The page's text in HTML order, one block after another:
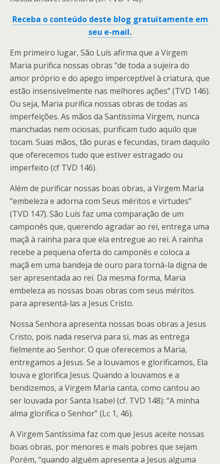
Receba o conteúdo deste blog gratuitamente em
seu e-mail.
Em primeiro lugar, São Luís afirma que a Virgem
Maria purifica nossas obras “de toda a sujeira do
amor próprio e do apego imperceptível à criatura, que
estão insensivelmente nas melhores ações” (TVD 146).
Ou seja, Maria purifica nossas obras de todas as
imperfeições. As mãos da Santíssima Virgem, nunca
manchadas nem ociosas, purificam tudo aquilo que
tocam. Suas mãos, tão puras e fecundas, tiram daquilo
que oferecemos tudo que estiver estragado ou
imperfeito (cf TVD 146).
Além de purificar nossas boas obras, a Virgem Maria
“embeleza e adorna com Seus méritos e virtudes”
(TVD 147). São Luís faz uma comparação de um
camponês que, querendo agradar ao rei, entrega uma
maçã à rainha para que ela entregue ao rei. A rainha
recebe a pequena oferta do camponês e coloca a
maçã em uma bandeja de ouro para torná-la digna de
ser apresentada ao rei. Da mesma forma, Maria
embeleza as nossas boas obras com seus méritos
para apresentá-las a Jesus Cristo.
Nossa Senhora apresenta nossas boas obras a Jesus
Cristo, pois nada reserva para si, mas as entrega
fielmente ao Senhor. O que oferecemos a Maria,
entregamos a Jesus. Se a louvamos e glorificamos, Ela
louva e glorifica Jesus. Quando a louvamos e a
bendizemos, a Virgem Maria canta, como cantou ao
ser louvada por Santa Isabel (cf. TVD 148): “A minha
alma glorifica o Senhor” (Lc 1, 46).
A Virgem Santíssima faz com que Jesus aceite nossas
boas obras, por menores e mais pobres que sejam.
Porém, “quando alguém apresenta a Jesus alguma